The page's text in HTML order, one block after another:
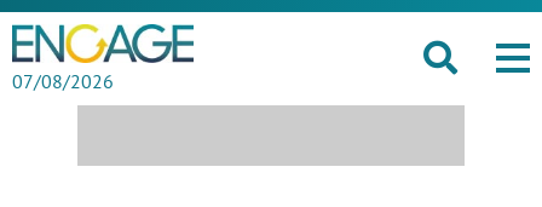
07/08/2026